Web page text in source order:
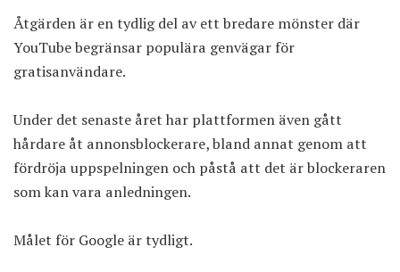
Åtgärden är en tydlig del av ett bredare mönster där
YouTube begränsar populära genvägar för
gratisanvändare.
Under det senaste året har plattformen även gått
hårdare åt annonsblockerare, bland annat genom att
fördröja uppspelningen och påstå att det är blockeraren
som kan vara anledningen.
Målet för Google är tydligt.